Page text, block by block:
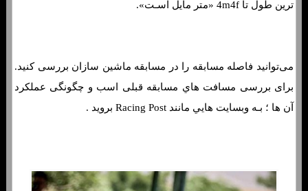
ترین طول تا 4m4f «متر مایل اسـت».
می‌توانید فاصله مسابقه را در مسابقه ماشین سازان بررسی کنید.
برای بررسی مسافت هاي‌ مسابقه قبلی اسب و چگونگی عملکرد
آن ها ؛ بـه وبسایت هایي مانند Racing Post بروید .